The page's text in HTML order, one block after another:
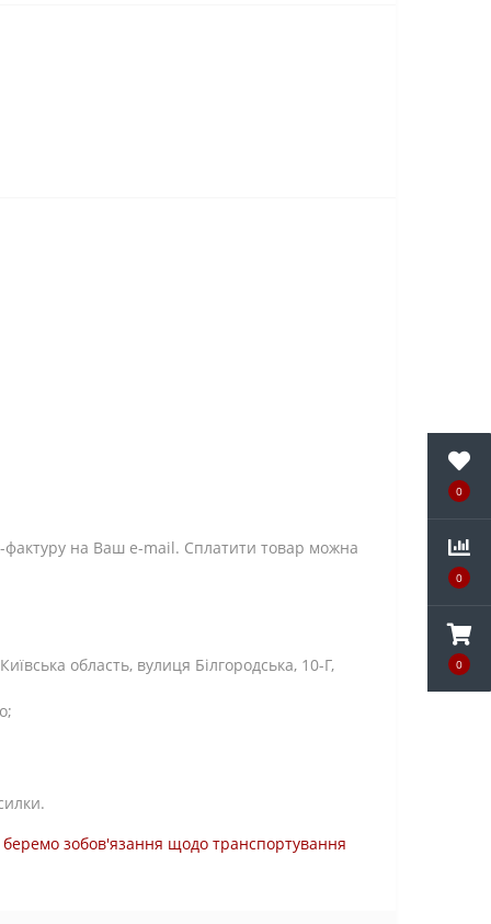
0
0
0
фактуру на Ваш e-mail. Сплатити товар можна
область, вулиця Білгородська, 10-Г,
беремо зобов'язання щодо транспортування